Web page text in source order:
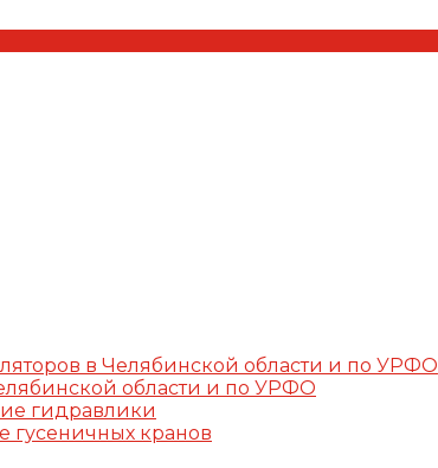
в Челябинской области и по УРФО
области и по УРФО
гидравлики
гусеничных кранов